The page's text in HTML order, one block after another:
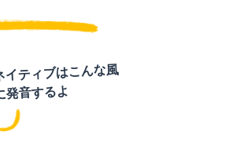
イティブはこんな風
発音するよ